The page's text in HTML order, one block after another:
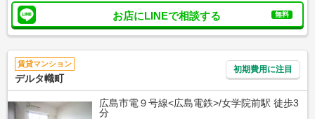
お店にLINEで相談する 無料
賃貸マンション
デルタ幟町
初期費用に注目
広島市電９号線<広島電鉄>/女学院前駅 徒歩3
分